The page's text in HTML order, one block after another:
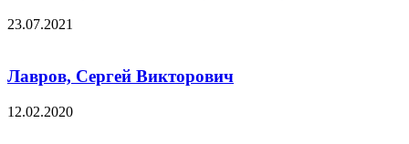
23.07.2021
Лавров, Сергей Викторович
12.02.2020